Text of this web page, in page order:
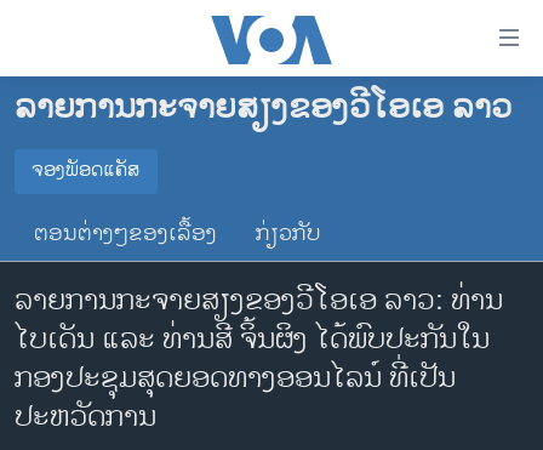
ເຂົ້າ
ຂ້າມ
ໄປ
ຊອກ
ຄົ້ນ
ໂຮມເພຈ
ລາວ
ອາເມຣິກາ
ການເລືອກຕັ້ງ ປະທານາທີບໍດີ ສະຫະລັດ 2024
ຂ່າວ​ຈີນ
ໂລກ
ເອເຊຍ
ອິດສະຫຼະພາບດ້ານການຂ່າວ
ລາຍການກະຈາຍສຽງຂອງວີໂອເອ ລາວ
ຈອງພັອດແຄັສ
ຈອງພັອດແຄັສ
YouTube
ຕອນຕ່າງໆຂອງເລື້ອງ ກ່ຽວກັບ
ລາຍການກະຈາຍສຽງຂອງວີໂອເອ ລາວ: ທ່ານ
ໄບເດັນ ແລະ ທ່ານສີ ຈິ້ນຜິງ ໄດ້ພົບປະກັນໃນ
ກອງປະຊຸມສຸດຍອດທາງອອນໄລນ໌ ທີ່ເປັນ
ປະຫວັດການ